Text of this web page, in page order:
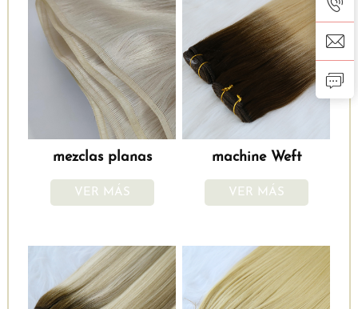
mezclas planas
VER MÁS
machine Weft
VER MÁS